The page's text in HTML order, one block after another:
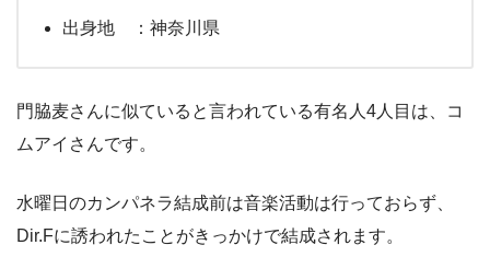
出身地 ：神奈川県
門脇麦さんに似ていると言われている有名人4人目は、コ
ムアイさんです。
水曜日のカンパネラ結成前は音楽活動は行っておらず、
Dir.Fに誘われたことがきっかけで結成されます。